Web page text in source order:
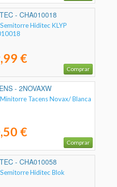
- CHA010018
Hiditec KLYP
€
Comprar
- 2NOVAXW
Tacens Novax/ Blanca
€
Comprar
- CHA010058
Hiditec Blok